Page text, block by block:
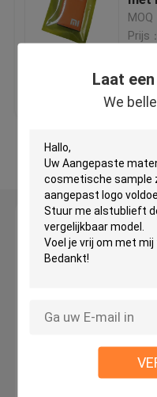
Laat
We
Digitale Drukzakken
Kruidenwierook
Foliezak Verpakking
Antistatische zak
Kosmetische
Prijs
Beste prijs
Laat een
We